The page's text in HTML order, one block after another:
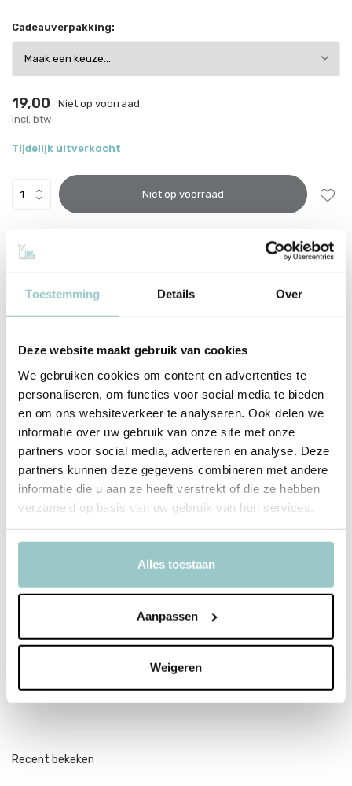
Toestemming Details Over
Deze website maakt gebruik van cookies
We gebruiken cookies om content en advertenties te
personaliseren, om functies voor social media te bieden
en om ons websiteverkeer te analyseren. Ook delen we
informatie over uw gebruik van onze site met onze
partners voor social media, adverteren en analyse. Deze
partners kunnen deze gegevens combineren met andere
informatie die u aan ze heeft verstrekt of die ze hebben
verzameld op basis van uw gebruik van hun services.
Alles toestaan
Aanpassen
Weigeren
Cadeauverpakking:
19,00
Niet op voorraad
Incl. btw
Tijdelijk uitverkocht
Niet op voorraad
This product is available in the following variants:
Gratis verzending vanaf €70
Met zorg ingepakt vanuit onze conceptstore
Productomschrijving
Ratatam Bubble Balls Pink 10 cm
Productspecificaties
SKU 2206001
Tags
Recent bekeken